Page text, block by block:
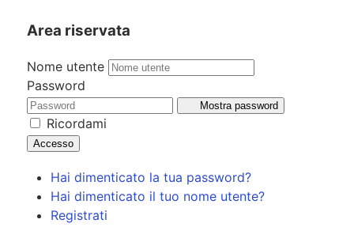
Area riservata
Nome utente
Password
Mostra password
Ricordami
Accesso
Hai dimenticato la tua password?
Hai dimenticato il tuo nome utente?
Registrati